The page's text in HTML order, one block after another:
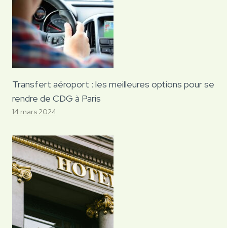
Transfert aéroport : les meilleures options pour se
rendre de CDG à Paris
14 mars 2024